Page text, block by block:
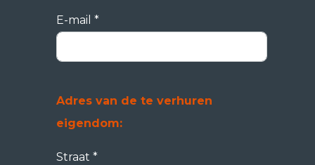
E-mail *
Adres van de te verhuren
eigendom:
Straat *